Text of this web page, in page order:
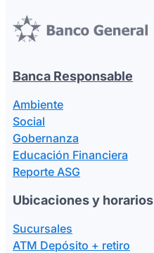
Banca Responsable
Ambiente
Social
Gobernanza
Educación Financiera
Reporte ASG
Ubicaciones y horarios
Sucursales
ATM Depósito + retiro